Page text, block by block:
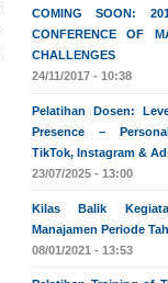
COMING SOON:
CONFERENCE OF
CHALLENGES
24/11/2017 - 10:38
Pelatihan Dosen:
Presence –
TikTok, Instagram &
23/07/2025 - 13:00
Kilas Balik
Manajamen Periode
08/01/2021 - 13:53